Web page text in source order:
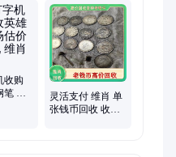
购、回收老式笔筒、老式连
壶餐具、美女旗袍、唱片回
砂、回收老玩具、回收老宣
钢笔回收、回收红木家具、
收购
笔 当
灵活支付 维肖 单
张钱币回收 收购